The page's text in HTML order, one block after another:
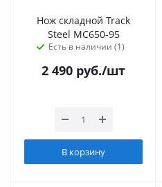
Нож складной Track
Steel MC650-95
Есть в наличии (1)
2 490 руб./шт
В корзину